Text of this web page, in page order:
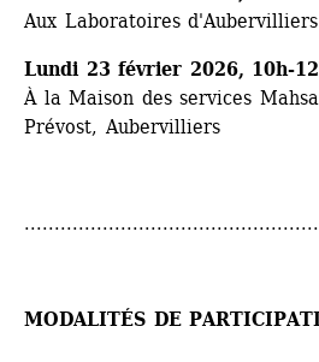
Aux Laboratoires
Lundi 23 février 2026, 10h-
À la Maison des services
Prévost, Aubervilliers
MODALITÉS DE